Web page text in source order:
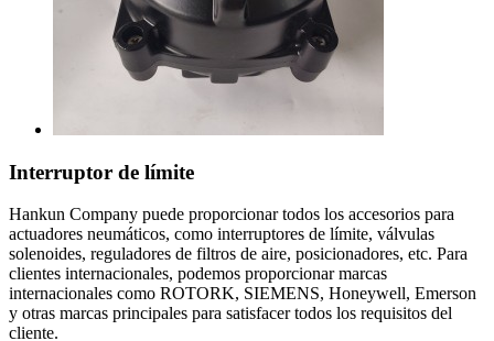
Interruptor de límite
Hankun Company puede proporcionar todos los accesorios para
actuadores neumáticos, como interruptores de límite, válvulas
solenoides, reguladores de filtros de aire, posicionadores, etc. Para
clientes internacionales, podemos proporcionar marcas
internacionales como ROTORK, SIEMENS, Honeywell, Emerson
y otras marcas principales para satisfacer todos los requisitos del
cliente.